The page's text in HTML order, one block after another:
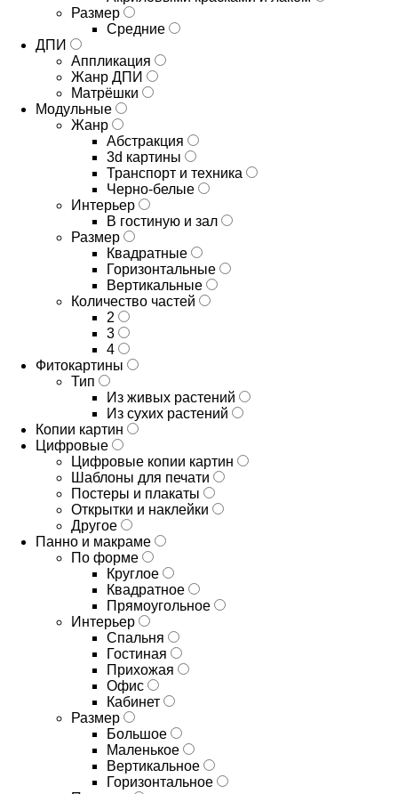
Размер
Средние
ДПИ
Аппликация
Жанр ДПИ
Матрёшки
Модульные
Жанр
Абстракция
3d картины
Транспорт и техника
Черно-белые
Интерьер
В гостиную и зал
Размер
Квадратные
Горизонтальные
Вертикальные
Количество частей
2
3
4
Фитокартины
Тип
Из живых растений
Из сухих растений
Копии картин
Цифровые
Цифровые копии картин
Шаблоны для печати
Постеры и плакаты
Открытки и наклейки
Другое
Панно и макраме
По форме
Круглое
Квадратное
Прямоугольное
Интерьер
Спальня
Гостиная
Прихожая
Офис
Кабинет
Размер
Большое
Маленькое
Вертикальное
Горизонтальное